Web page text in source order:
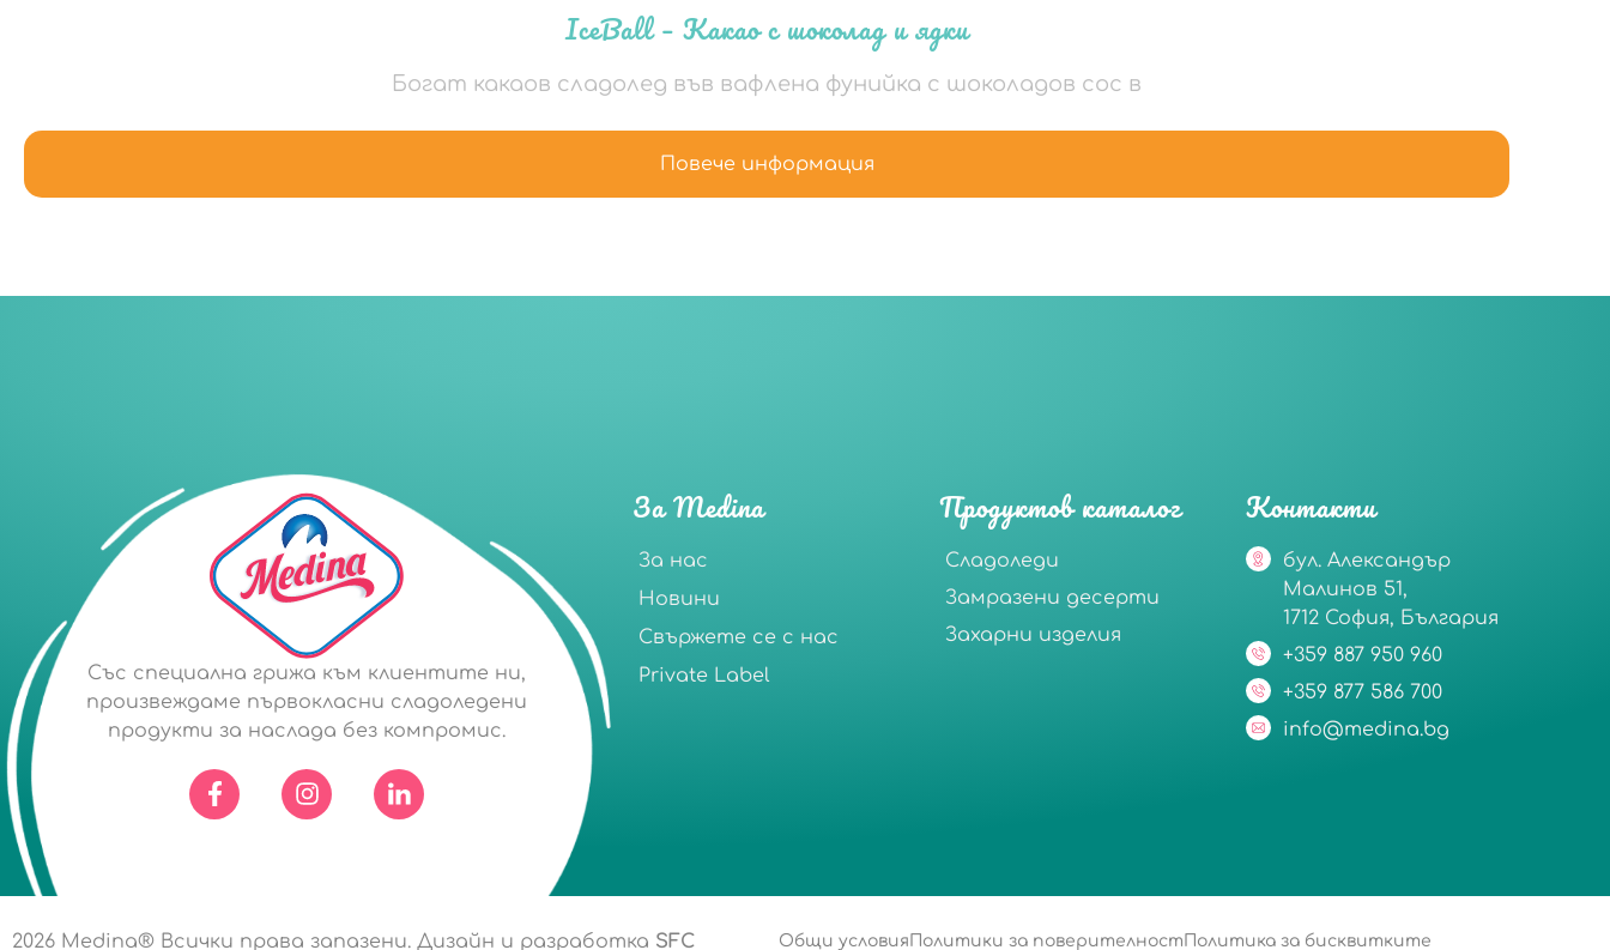
IceBall – Какао с шоколад и ядки
Богат какаов сладолед във вафлена фунийка с шоколадов сос в
Повече информация
Със специална грижа към клиентите ни,
произвеждаме първокласни сладоледени
продукти за наслада без компромис.
За Medina
За нас
Новини
Свържете се с нас
Private Label
Продуктов каталог
Сладоледи
Замразени десерти
Захарни изделия
Контакти
бул. Александър
Малинов 51,
1712 София, България
+359 887 950 960
+359 877 586 700
info@medina.bg
2026 Medina® Всички права запазени. Дизайн и разработка SFC Общи условия Политики за поверителност Политика за бисквитките